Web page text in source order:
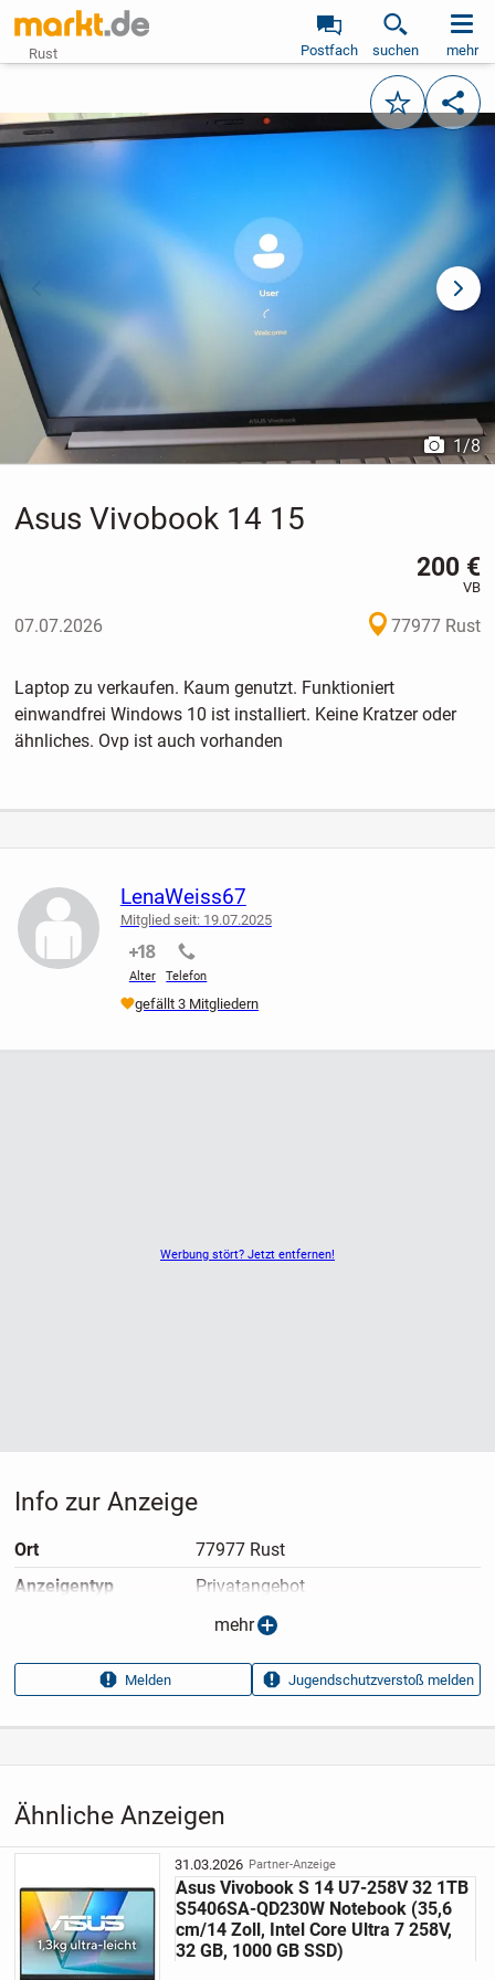
Rust Postfach suchen mehr
Merken
vorheriges Bild
1/8
Asus Vivobook 14 15
200 €
VB
07.07.2026 77977 Rust
Laptop zu verkaufen. Kaum genutzt. Funktioniert
einwandfrei Windows 10 ist installiert. Keine Kratzer oder
ähnliches. Ovp ist auch vorhanden
Werbung stört? Jetzt entfernen!
Ähnliche Anzeigen
31.03.2026 Partner-Anzeige
Asus Vivobook S 14 U7-258V 32 1TB
S5406SA-QD230W Notebook (35,6
cm/14 Zoll, Intel Core Ultra 7 258V,
32 GB, 1000 GB SSD)
LenaWeiss67
Mitglied seit: 19.07.2025
Alter
nicht verifiziert
Telefon
nicht verifiziert
gefällt 3 Mitgliedern
Info zur Anzeige
Ort
77977 Rust
Anzeigen­typ
Privatangebot
07.07.2026
Anzeigen­kennung
de83a44c
Aufrufe dieser
21
Laptops›Notebooks
mehr
Melden Jugendschutzverstoß melden